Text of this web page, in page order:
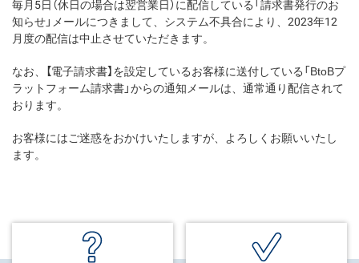
毎月5日（休日の場合は翌営業日）に配信している「請求書発行のお
知らせ」メールにつきまして、システム不具合により、2023年12
月度の配信は中止させていただきます。
なお、【電子請求書】を設定しているお客様に送付している「BtoBプ
ラットフォーム請求書」からの通知メールは、通常通り配信されて
おります。
お客様にはご迷惑をおかけいたしますが、よろしくお願いいたし
ます。